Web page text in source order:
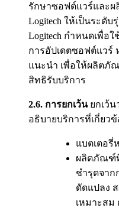
รักษาซอฟต์แวร์และ
Logitech ให้เป็นระดั
Logitech กำหนดเพื่อ
การอัปเดตซอฟต์แวร์
แนะนำ เพื่อให้ผลิตภั
สิทธิรับบริการ
2.6. การยกเว้นยกเว้น
อธิบายบริการที่เกี่ยว
แบตเตอรี่
ผลิตภัณฑ์
ชำรุดจาก
ดัดแปลง
เหมาะสม